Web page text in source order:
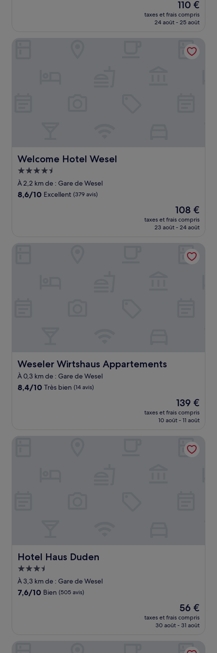
Le
nouveau
prix
de
110 €
110 €
taxes et frais compris
24 août - 25 août
Welcome Hotel Wesel
Welcome Hotel Wesel
Hébergement
4.5 étoiles
À 2,2 km de : Gare de Wesel
8.6
8,6/10 Excellent (379 avis)
Le
nouveau
prix
de
108 €
108 €
taxes et frais compris
23 août - 24 août
Weseler Wirtshaus Appartements
Weseler Wirtshaus Appartements
À 0,3 km de : Gare de Wesel
8.4
8,4/10 Très bien (14 avis)
Le
nouveau
prix
de
139 €
139 €
taxes et frais compris
10 août - 11 août
Hotel Haus Duden
Hotel Haus Duden
Hébergement
3.5 étoiles
À 3,3 km de : Gare de Wesel
7.6
7,6/10 Bien (505 avis)
Le
nouveau
prix
de
56 €
56 €
taxes et frais compris
30 août - 31 août